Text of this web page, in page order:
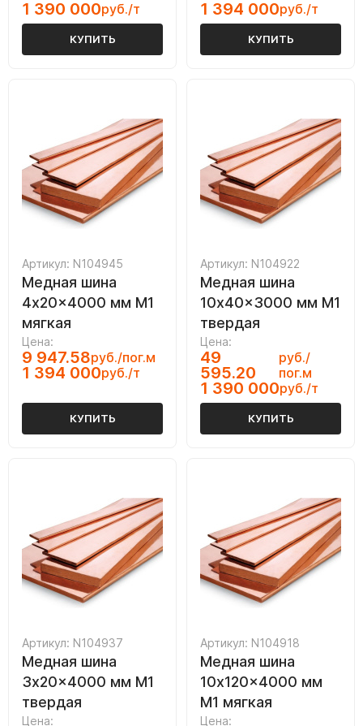
1 390 000руб./т
КУПИТЬ
1 394 000руб./т
КУПИТЬ
Артикул: N104945
Медная шина
4x20x4000 мм М1
мягкая
Цена:
9 947.58руб./пог.м
1 394 000руб./т
КУПИТЬ
Артикул: N104922
Медная шина
10x40x3000 мм М1
твердая
Цена:
49
595.20
руб./
пог.м
1 390 000руб./т
КУПИТЬ
Артикул: N104937
Медная шина
3x20x4000 мм М1
твердая
Цена:
Артикул: N104918
Медная шина
10x120x4000 мм
М1 мягкая
Цена: